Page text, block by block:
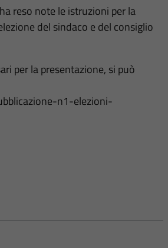
reso note le istruzioni per la
del sindaco e del consiglio
per la presentazione, si può
n1-elezioni-